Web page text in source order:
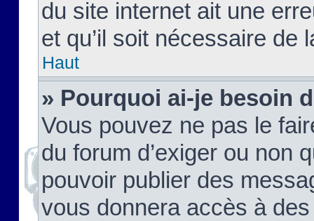
du site internet ait une
et qu’il soit nécessaire de
Haut
» Pourquoi ai-je besoin
Vous pouvez ne pas le
du forum d’exiger ou non
pouvoir publier des
vous donnera accès à